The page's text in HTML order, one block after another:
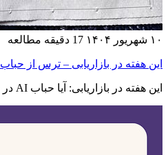
۱۰ شهریور ۱۴۰۴
این هفته در بازاریابی – ترس از حباب AI، تأخیر در ممنوعیت TikTok، خشم از برندینگ مجدد و رویداد Made by Google
این هفته در بازاریابی: آیا حباب AI در حال ترکیدن است؟ بینش‌هایی درباره تأخیر ممنوعیت TikTok، برندینگ‌های پرهزینه و کمپین AI گوگل با حضور سلبریتی‌ها. نظرات ما را بخوانید.